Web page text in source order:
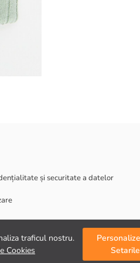
traficul nostru.
Cookies
Setarile
și securitate a datelor